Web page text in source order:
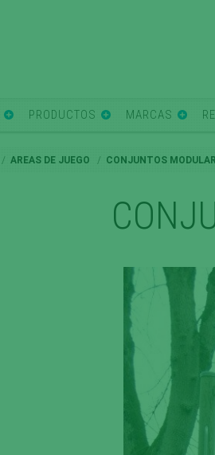
PRODUCTOS MARCAS
AREAS DE JUEGO CONJUNTOS